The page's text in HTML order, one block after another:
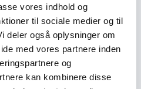
vores indhold og
til sociale medier og til
deler også oplysninger om
med vores partnere inden
og
kan kombinere disse
og
I søge økonomisk støtte
om global
denne side kan I finde